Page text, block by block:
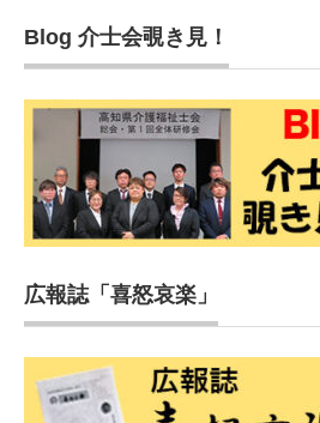
Blog 介士会覗き見！
広報誌「喜怒哀楽」